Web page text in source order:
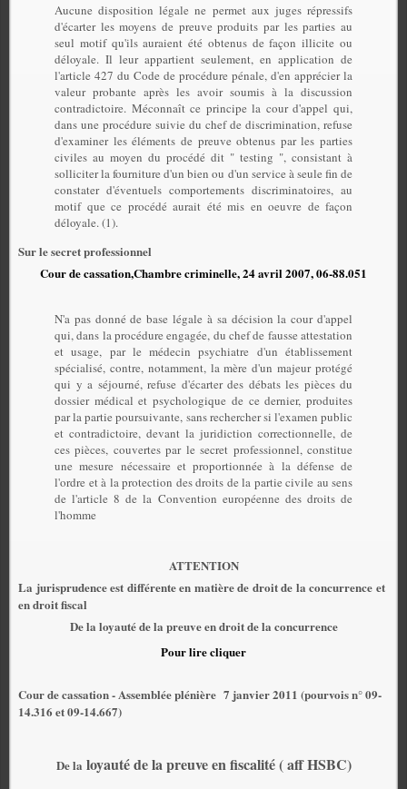
Aucune disposition légale ne permet aux juges répressifs
d'écarter les moyens de preuve produits par les parties au
seul motif qu'ils auraient été obtenus de façon illicite ou
déloyale. Il leur appartient seulement, en application de
l'article 427 du Code de procédure pénale, d'en apprécier la
valeur probante après les avoir soumis à la discussion
contradictoire. Méconnaît ce principe la cour d'appel qui,
dans une procédure suivie du chef de discrimination, refuse
d'examiner les éléments de preuve obtenus par les parties
civiles au moyen du procédé dit " testing ", consistant à
solliciter la fourniture d'un bien ou d'un service à seule fin de
constater d'éventuels comportements discriminatoires, au
motif que ce procédé aurait été mis en oeuvre de façon
déloyale. (1).
Sur le secret professionnel
Cour de cassation,Chambre criminelle, 24 avril 2007, 06-88.051
N'a pas donné de base légale à sa décision la cour d'appel
qui, dans la procédure engagée, du chef de fausse attestation
et usage, par le médecin psychiatre d'un établissement
spécialisé, contre, notamment, la mère d'un majeur protégé
qui y a séjourné, refuse d'écarter des débats les pièces du
dossier médical et psychologique de ce dernier, produites
par la partie poursuivante, sans rechercher si l'examen public
et contradictoire, devant la juridiction correctionnelle, de
ces pièces, couvertes par lesecret professionnel, constitue
une mesure nécessaire et proportionnée à la défense de
l'ordre et à la protection des droits de la partie civile au sens
de l'article 8 de la Convention européenne des droits de
l'homme
ATTENTION
La jurisprudence est différente en matière de droit de la concurrence et
en droit fiscal
De la loyauté de la preuve en droit de la concurrence
Pour lire cliquer
Cour de cassation - Assemblée plénière 7 janvier 2011 (pourvois n° 09-
14.316 et 09-14.667)
De la loyauté de la preuve en fiscalité ( aff HSBC)